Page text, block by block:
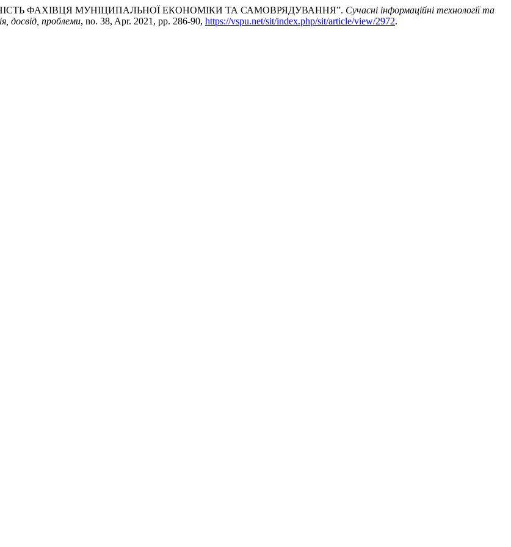
ФАХІВЦЯ МУНІЦИПАЛЬНОЇ ЕКОНОМІКИ ТА САМОВРЯДУВАННЯ”. Сучасні інформаційні технології та
досвід, проблеми, no. 38, Apr. 2021, pp. 286-90, https://vspu.net/sit/index.php/sit/article/view/2972.